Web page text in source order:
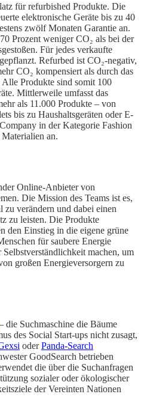
für refurbished Produkte. Die
elektronische Geräte bis zu 40
zwölf Monaten Garantie an.
Prozent weniger CO₂ als bei der
Für jedes verkaufte
Refurbed ist CO₂-negativ,
CO₂ kompensiert als durch das
Produkte sind somit 100
Mittlerweile umfasst das
als 11.000 Produkte – von
bis zu Haushaltsgeräten oder E-
in der Kategorie Fashion
an.
Online-Anbieter von
Die Mission des Teams ist es,
zu verändern und dabei einen
zu leisten. Die Produkte
den Einstieg in die eigene grüne
für saubere Energie
machen, um
großen Energieversorgern zu
die Suchmaschine die Bäume
des Social Start-ups nicht zusagt,
oderPanda-Search
GoodSearch betrieben
die über die Suchanfragen
sozialer oder ökologischer
der Vereinten Nationen